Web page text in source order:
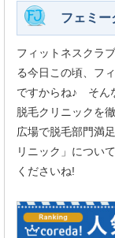
フェミー
フィットネスクラ
る今日この頃、フ
ですからね♪ そん
脱毛クリニックを
広場で脱毛部門満
リニック」につい
くださいね!